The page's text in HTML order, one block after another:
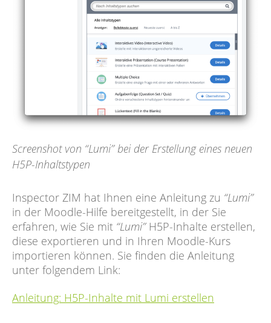
Screenshot von “Lumi” bei der Erstellung eines neuen
H5P-Inhaltstypen
Inspector ZIM hat Ihnen eine Anleitung zu “Lumi”
in der Moodle-Hilfe bereitgestellt, in der Sie
erfahren, wie Sie mit “Lumi”H5P-Inhalte erstellen,
diese exportieren und in Ihren Moodle-Kurs
importieren können. Sie finden die Anleitung
unter folgendem Link:
Anleitung: H5P-Inhalte mit Lumi erstellen